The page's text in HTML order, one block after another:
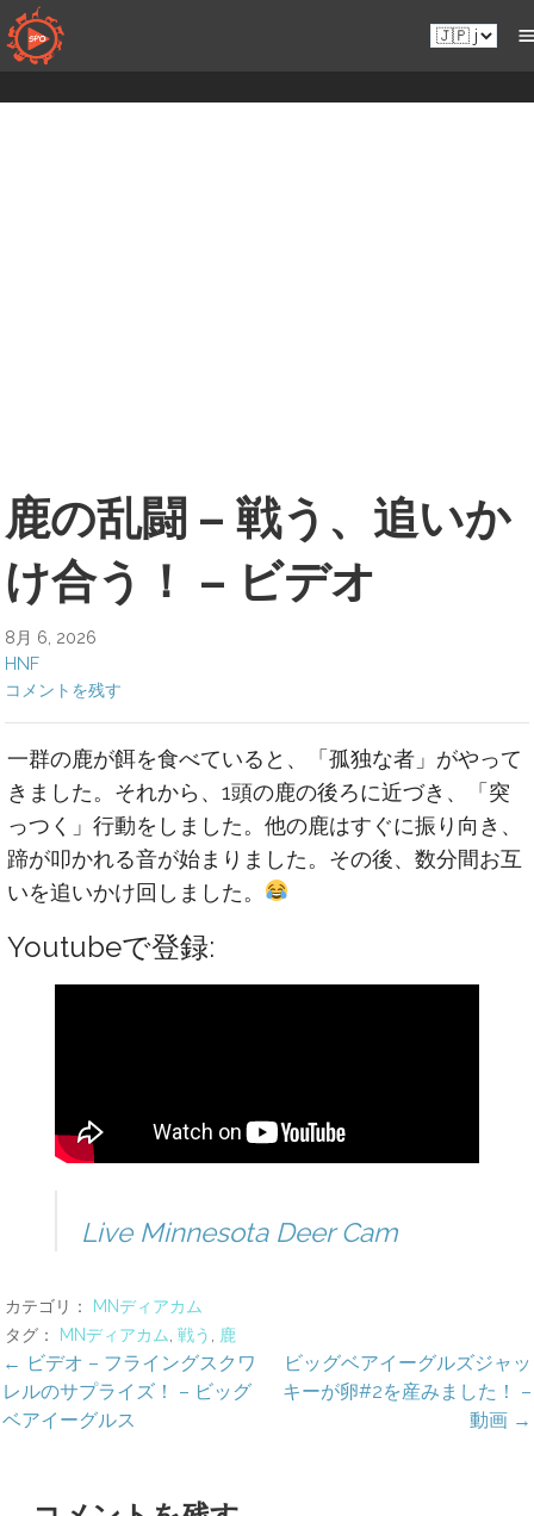
コ
ン
テ
ン
Ja.sportsmansparadiseonline.com
鹿の乱闘 – 戦う、追いか
け合う！ – ビデオ
8月 6, 2026
HNF
コメントを残す
一群の鹿が餌を食べていると、「孤独な者」がやって
きました。それから、1頭の鹿の後ろに近づき、「突
っつく」行動をしました。他の鹿はすぐに振り向き、
蹄が叩かれる音が始まりました。その後、数分間お互
いを追いかけ回しました。
Youtubeで登録:
Live Minnesota Deer Cam
カテゴリ： MNディアカム
タグ： MNディアカム 戦う 鹿
← ビデオ – フライングスクワ
レルのサプライズ！ – ビッグ
ベアイーグルス
ビッグベアイーグルズジャッ
キーが卵#2を産みました！ –
動画 →